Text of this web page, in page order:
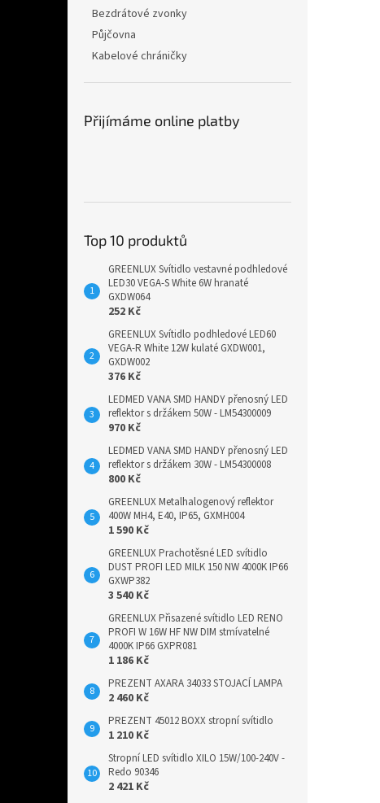
Bezdrátové zvonky
Půjčovna
Kabelové chráničky
Přijímáme online platby
Top 10 produktů
GREENLUX Svítidlo vestavné podhledové
LED30 VEGA-S White 6W hranaté
GXDW064
252 Kč
GREENLUX Svítidlo podhledové LED60
VEGA-R White 12W kulaté GXDW001,
GXDW002
376 Kč
LEDMED VANA SMD HANDY přenosný LED
reflektor s držákem 50W - LM54300009
970 Kč
LEDMED VANA SMD HANDY přenosný LED
reflektor s držákem 30W - LM54300008
800 Kč
GREENLUX Metalhalogenový reflektor
400W MH4, E40, IP65, GXMH004
1 590 Kč
GREENLUX Prachotěsné LED svítidlo
DUST PROFI LED MILK 150 NW 4000K IP66
GXWP382
3 540 Kč
GREENLUX Přisazené svítidlo LED RENO
PROFI W 16W HF NW DIM stmívatelné
4000K IP66 GXPR081
1 186 Kč
PREZENT AXARA 34033 STOJACÍ LAMPA
2 460 Kč
PREZENT 45012 BOXX stropní svítidlo
1 210 Kč
Stropní LED svítidlo XILO 15W/100-240V -
Redo 90346
2 421 Kč